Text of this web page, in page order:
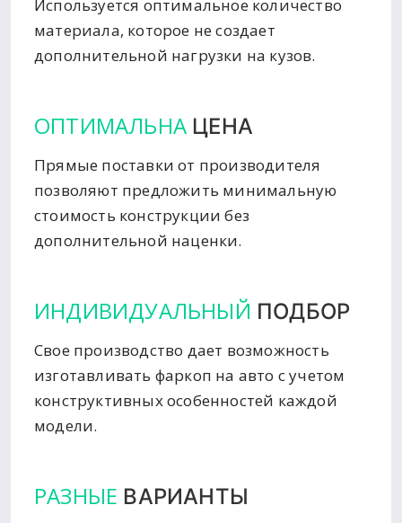
Используется оптимальное количество
материала, которое не создает
дополнительной нагрузки на кузов.
ОПТИМАЛЬНА ЦЕНА
Прямые поставки от производителя
позволяют предложить минимальную
стоимость конструкции без
дополнительной наценки.
ИНДИВИДУАЛЬНЫЙ ПОДБОР
Свое производство дает возможность
изготавливать фаркоп на авто с учетом
конструктивных особенностей каждой
модели.
РАЗНЫЕ ВАРИАНТЫ